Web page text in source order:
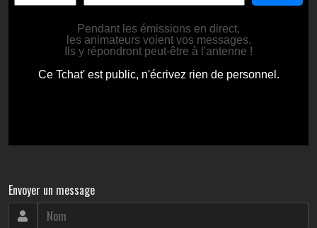
Envoyer un message